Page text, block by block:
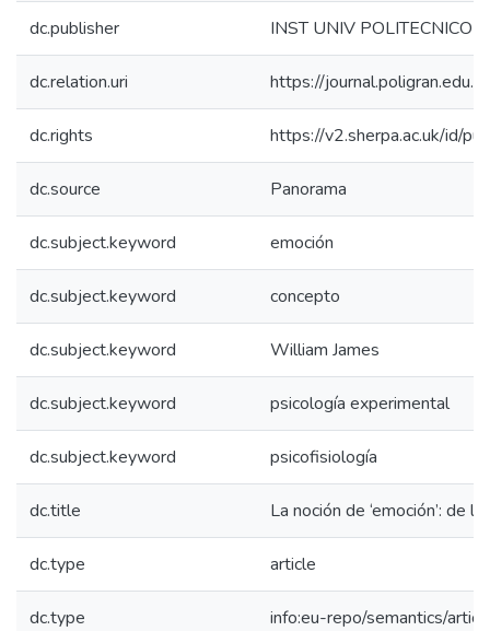
dc.publisher INST UNIV POLITECNICO
dc.relation.uri https://
dc.rights https://v2.sherpa.ac.uk/id/
dc.source Panorama
dc.subject.keyword emoción
dc.subject.keyword concepto
dc.subject.keyword William James
dc.subject.keyword psicología experimental
dc.subject.keyword psicofisiología
dc.title La noción de ‘emoción’: de
dc.type article
dc.type info:eu-repo/semantics/